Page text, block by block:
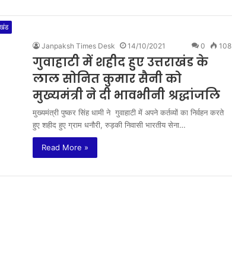
Janpaksh Times Desk 14/10/2021 0 108
गुवाहाटी में शहीद हुए उत्तराखंड के
लाल सोनित कुमार सैनी को
मुख्यमंत्री ने दी भावभीनी श्रद्धांजलि
मुख्यमंत्री पुष्कर सिंह धामी ने गुवाहाटी में अपने कर्तव्यों का निर्वहन करते
हुए शहीद हुए ग्राम धनौरी, रुड़की निवासी भारतीय सेना…
Read More »